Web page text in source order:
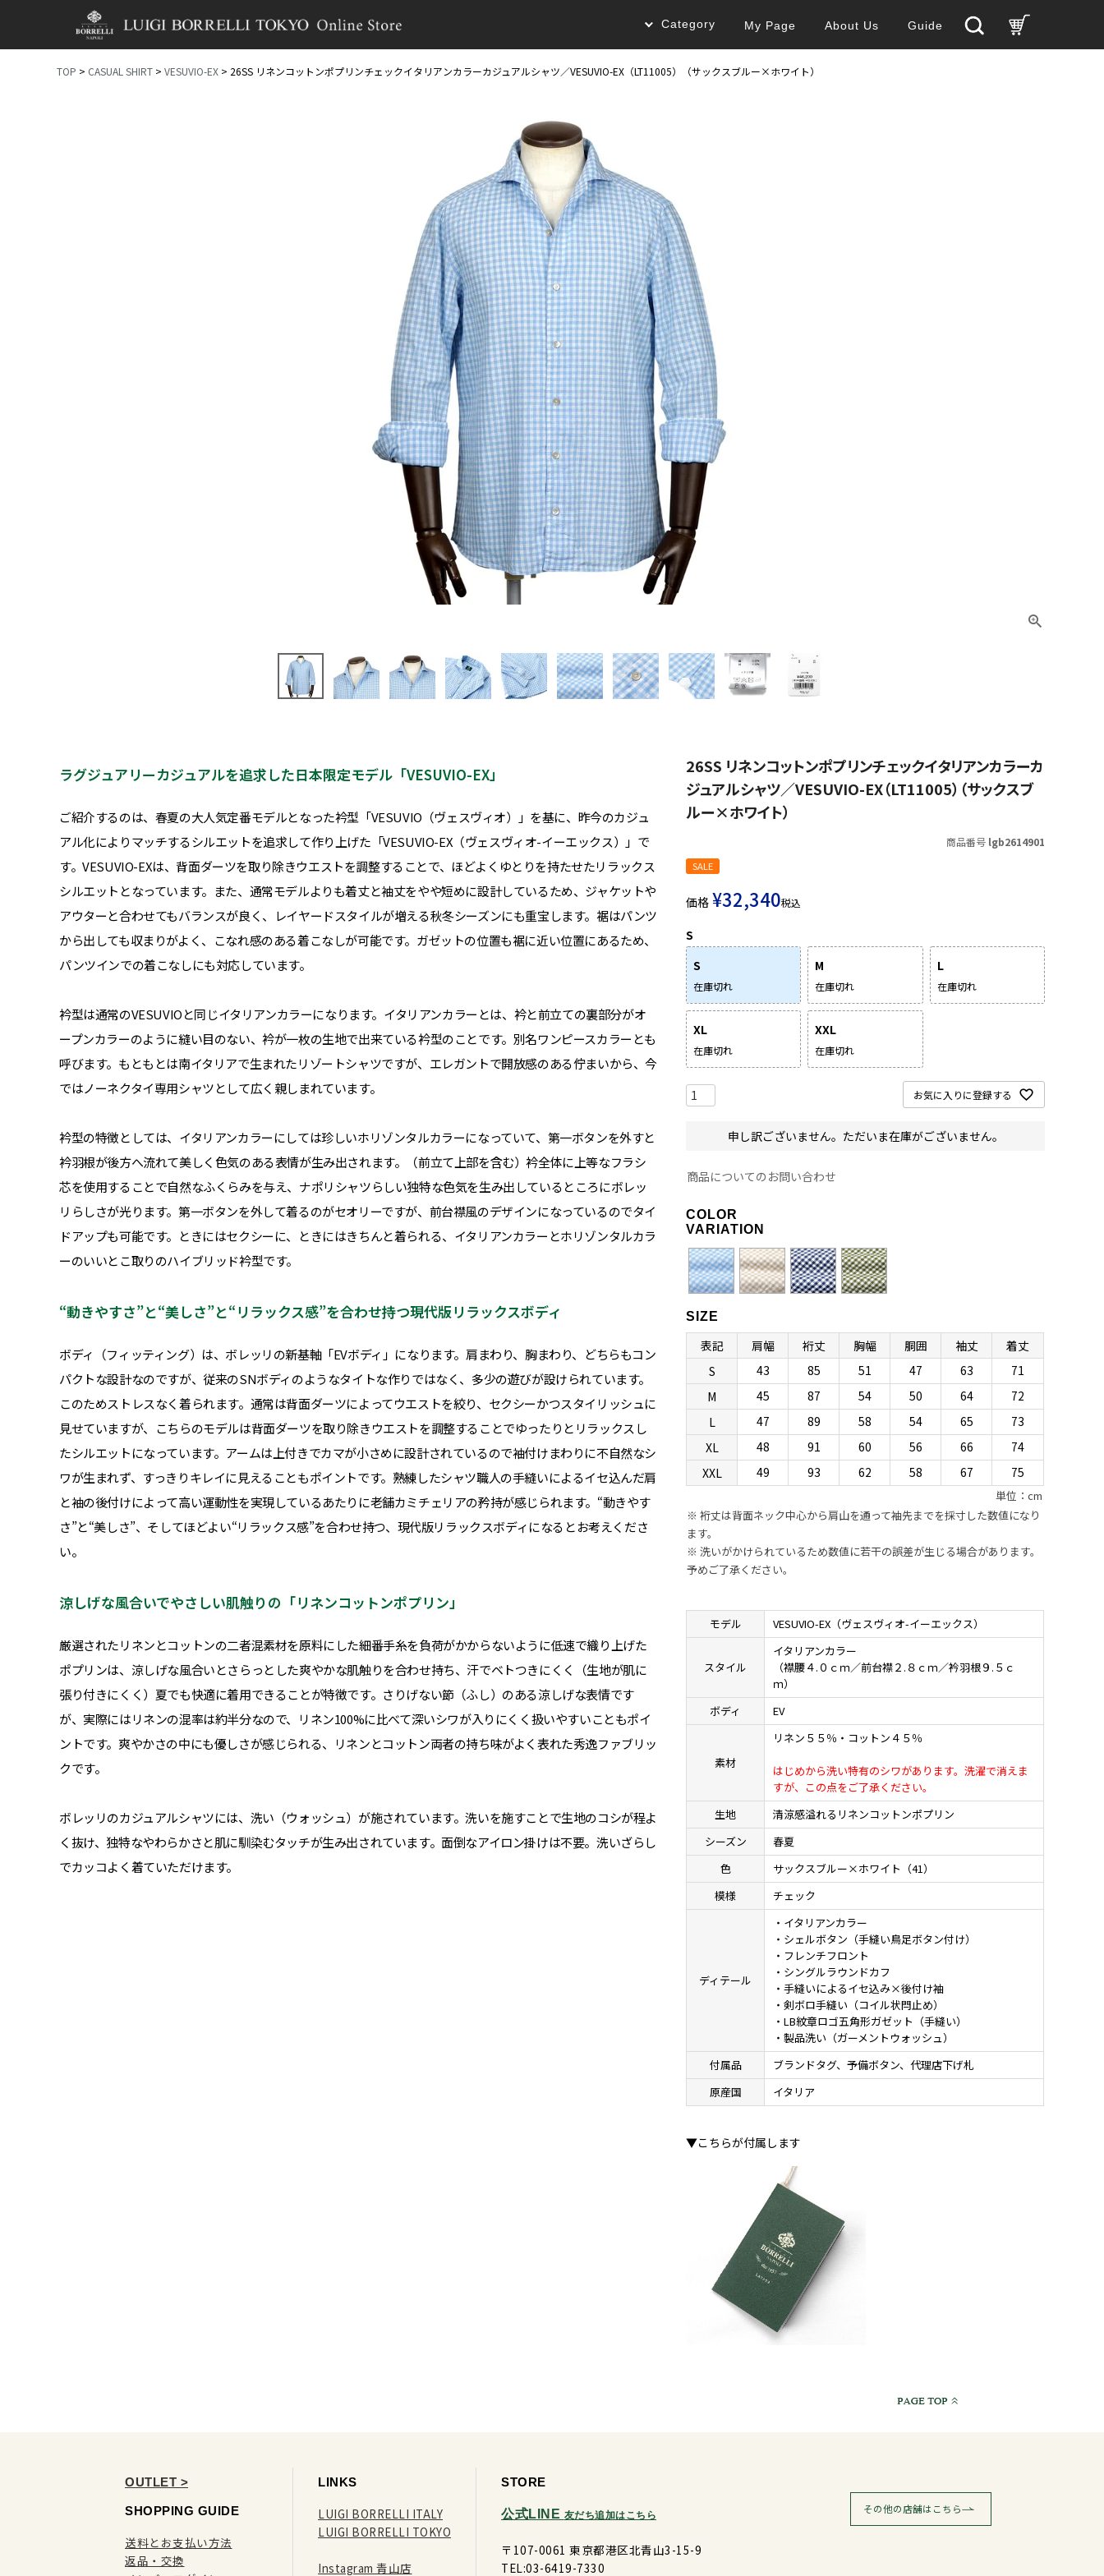
Category My Page About Us Guide
TOP CASUAL SHIRT VESUVIO-EX 26SS リネンコットンポプリンチェックイタリアンカラーカジュアルシャツ／VESUVIO-EX（LT11005）（サックスブルー×ホワイト）
ラグジュアリーカジュアルを追求した日本限定モデル「VESUVIO-EX」
ご紹介するのは、春夏の大人気定番モデルとなった衿型「VESUVIO（ヴェスヴィオ）」を基に、昨今のカジュ
アル化によりマッチするシルエットを追求して作り上げた「VESUVIO-EX（ヴェスヴィオ-イーエックス）」で
す。VESUVIO-EXは、背面ダーツを取り除きウエストを調整することで、ほどよくゆとりを持たせたリラックス
シルエットとなっています。また、通常モデルよりも着丈と袖丈をやや短めに設計しているため、ジャケットや
アウターと合わせてもバランスが良く、レイヤードスタイルが増える秋冬シーズンにも重宝します。裾はパンツ
から出しても収まりがよく、こなれ感のある着こなしが可能です。ガゼットの位置も裾に近い位置にあるため、
パンツインでの着こなしにも対応しています。
衿型は通常のVESUVIOと同じイタリアンカラーになります。イタリアンカラーとは、衿と前立ての裏部分がオ
ープンカラーのように縫い目のない、衿が一枚の生地で出来ている衿型のことです。別名ワンピースカラーとも
呼びます。もともとは南イタリアで生まれたリゾートシャツですが、エレガントで開放感のある佇まいから、今
ではノーネクタイ専用シャツとして広く親しまれています。
衿型の特徴としては、イタリアンカラーにしては珍しいホリゾンタルカラーになっていて、第一ボタンを外すと
衿羽根が後方へ流れて美しく色気のある表情が生み出されます。（前立て上部を含む）衿全体に上等なフラシ
芯を使用することで自然なふくらみを与え、ナポリシャツらしい独特な色気を生み出しているところにボレッ
リらしさが光ります。第一ボタンを外して着るのがセオリーですが、前台襟風のデザインになっているのでタイ
ドアップも可能です。ときにはセクシーに、ときにはきちんと着られる、イタリアンカラーとホリゾンタルカラ
ーのいいとこ取りのハイブリッド衿型です。
“動きやすさ”と“美しさ”と“リラックス感”を合わせ持つ現代版リラックスボディ
ボディ（フィッティング）は、ボレッリの新基軸「EVボディ」になります。肩まわり、胸まわり、どちらもコン
パクトな設計なのですが、従来のSNボディのようなタイトな作りではなく、多少の遊びが設けられています。
このためストレスなく着られます。通常は背面ダーツによってウエストを絞り、セクシーかつスタイリッシュに
見せていますが、こちらのモデルは背面ダーツを取り除きウエストを調整することでゆったりとリラックスし
たシルエットになっています。アームは上付きでカマが小さめに設計されているので袖付けまわりに不自然なシ
ワが生まれず、すっきりキレイに見えることもポイントです。熟練したシャツ職人の手縫いによるイセ込んだ肩
と袖の後付けによって高い運動性を実現しているあたりに老舗カミチェリアの矜持が感じられます。“動きやす
さ”と“美しさ”、そしてほどよい“リラックス感”を合わせ持つ、現代版リラックスボディになるとお考えくださ
い。
涼しげな風合いでやさしい肌触りの「リネンコットンポプリン」
厳選されたリネンとコットンの二者混素材を原料にした細番手糸を負荷がかからないように低速で織り上げた
ポプリンは、涼しげな風合いとさらっとした爽やかな肌触りを合わせ持ち、汗でベトつきにくく（生地が肌に
張り付きにくく）夏でも快適に着用できることが特徴です。さりげない節（ふし）のある涼しげな表情です
が、実際にはリネンの混率は約半分なので、リネン100%に比べて深いシワが入りにくく扱いやすいこともポイ
ントです。爽やかさの中にも優しさが感じられる、リネンとコットン両者の持ち味がよく表れた秀逸ファブリッ
クです。
ボレッリのカジュアルシャツには、洗い（ウォッシュ）が施されています。洗いを施すことで生地のコシが程よ
く抜け、独特なやわらかさと肌に馴染むタッチが生み出されています。面倒なアイロン掛けは不要。洗いざらし
でカッコよく着ていただけます。
26SS リネンコットンポプリンチェックイタリアンカラーカ
ジュアルシャツ／VESUVIO-EX（LT11005）（サックスブ
ルー×ホワイト）
商品番号 lgb2614901
SALE
価格 ¥32,340税込
S
S
在庫切れ
M
在庫切れ
L
在庫切れ
XL
在庫切れ
XXL
在庫切れ
お気に入りに登録する
申し訳ございません。ただいま在庫がございません。
商品についてのお問い合わせ
COLOR
VARIATION
SIZE
表記 肩幅 裄丈 胸幅 胴囲 袖丈
着丈
S
43 85 51 47 63
71
M
45 87 54 50 64
72
L
47 89 58 54 65
73
XL
48 91 60 56 66
74
XXL
49 93 62 58 67 75
単位：cm
※ 裄丈は背面ネック中心から肩山を通って袖先までを採寸した数値になり
ます。
※ 洗いがかけられているため数値に若干の誤差が生じる場合があります。
予めご了承ください。
モデル VESUVIO-EX（ヴェスヴィオ-イーエックス）
スタイル
イタリアンカラー
（襟腰４.０ｃｍ／前台襟２.８ｃｍ／衿羽根９.５ｃ
ｍ）
ボディ
EV
素材
リネン５５％・コットン４５％
はじめから洗い特有のシワがあります。洗濯で消えま
すが、この点をご了承ください。
生地
清涼感溢れるリネンコットンポプリン
シーズン
春夏
色
サックスブルー×ホワイト（41）
模様
チェック
ディテール
・イタリアンカラー
・シェルボタン（手縫い鳥足ボタン付け）
・フレンチフロント
・シングルラウンドカフ
・手縫いによるイセ込み×後付け袖
・剣ボロ手縫い（コイル状閂止め）
・LB紋章ロゴ五角形ガゼット（手縫い）
・製品洗い（ガーメントウォッシュ）
付属品
ブランドタグ、予備ボタン、代理店下げ札
原産国
イタリア
▼こちらが付属します
OUTLET >
SHOPPING GUIDE
送料とお支払い方法
返品・交換
LINKS
LUIGI BORRELLI ITALY
LUIGI BORRELLI TOKYO
Instagram 青山店
STORE
公式LINE 友だち追加はこちら
〒107-0061 東京都港区北青山3-15-9
TEL:03-6419-7330
その他の店舗はこちら